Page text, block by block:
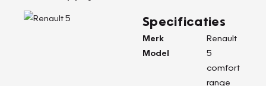
Specificaties
Merk
Renault
Model
5
comfort
range